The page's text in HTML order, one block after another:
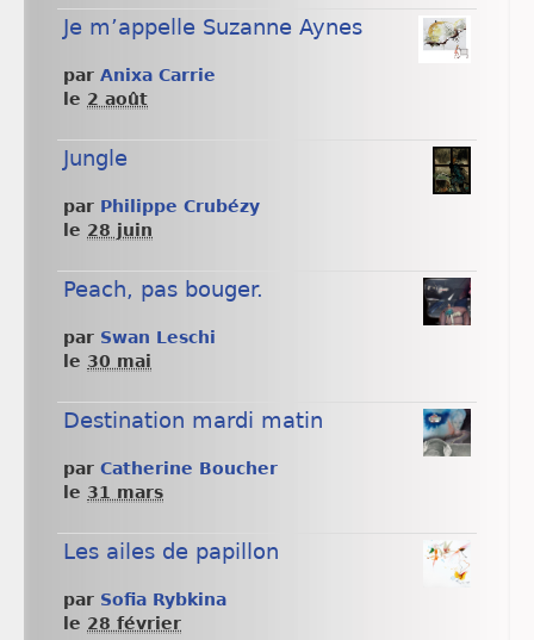
Je m’appelle Suzanne Aynes
par Anixa Carrie
le 2 août
Jungle
par Philippe Crubézy
le 28 juin
Peach, pas bouger.
par Swan Leschi
le 30 mai
Destination mardi matin
par Catherine Boucher
le 31 mars
Les ailes de papillon
par Sofia Rybkina
le 28 février